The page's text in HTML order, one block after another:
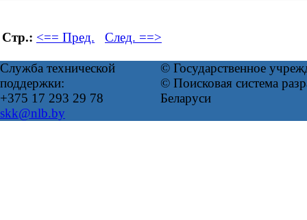
Стр.: <== Пред. След. ==>
Служба технической
поддержки:
+375 17 293 29 78
skk@nlb.by
© Государственное
© Поисковая система
Беларуси